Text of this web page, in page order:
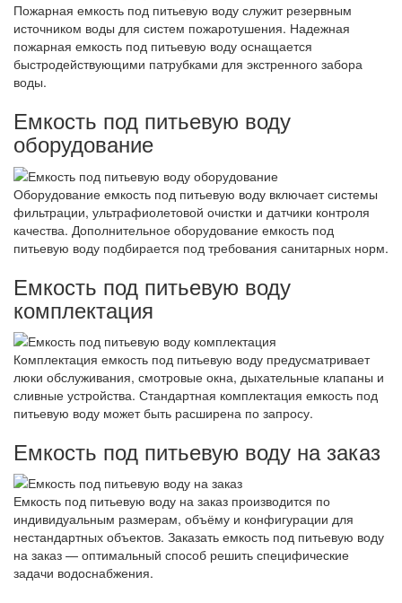
Пожарная емкость под питьевую воду служит резервным
источником воды для систем пожаротушения. Надежная
пожарная емкость под питьевую воду оснащается
быстродействующими патрубками для экстренного забора
воды.
Емкость под питьевую воду
оборудование
Оборудование емкость под питьевую воду включает системы
фильтрации, ультрафиолетовой очистки и датчики контроля
качества. Дополнительное оборудование емкость под
питьевую воду подбирается под требования санитарных норм.
Емкость под питьевую воду
комплектация
Комплектация емкость под питьевую воду предусматривает
люки обслуживания, смотровые окна, дыхательные клапаны и
сливные устройства. Стандартная комплектация емкость под
питьевую воду может быть расширена по запросу.
Емкость под питьевую воду на заказ
Емкость под питьевую воду на заказ производится по
индивидуальным размерам, объёму и конфигурации для
нестандартных объектов. Заказать емкость под питьевую воду
на заказ — оптимальный способ решить специфические
задачи водоснабжения.